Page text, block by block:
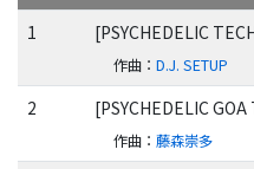
1
[PSYCHEDELIC
作曲 ：D.J. SETUP
2 [PSYCHEDELIC
作曲 ：藤森崇多